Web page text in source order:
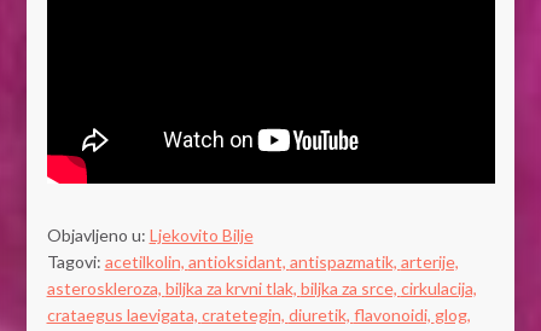
Objavljeno u: Ljekovito Bilje
Tagovi: acetilkolin, antioksidant, antispazmatik, arterije,
asteroskleroza, biljka za krvni tlak, biljka za srce, cirkulacija,
crataegus laevigata, cratetegin, diuretik, flavonoidi, glog,